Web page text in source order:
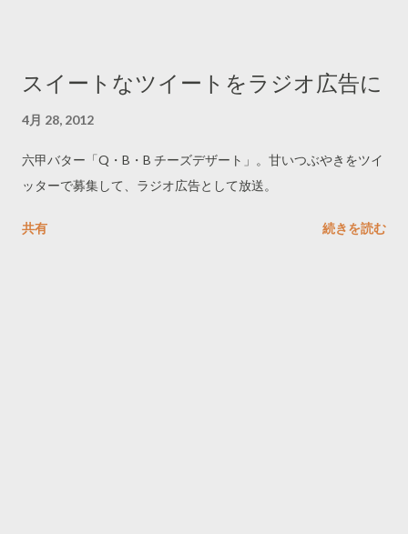
スイートなツイートをラジオ広告に
4月 28, 2012
六甲バター「Q・B・B チーズデザート」。甘いつぶやきをツイ
ッターで募集して、ラジオ広告として放送。
共有 続きを読む